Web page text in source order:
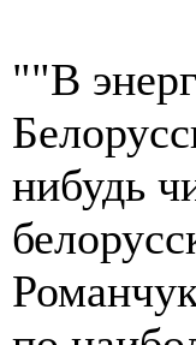
""В
нибудь